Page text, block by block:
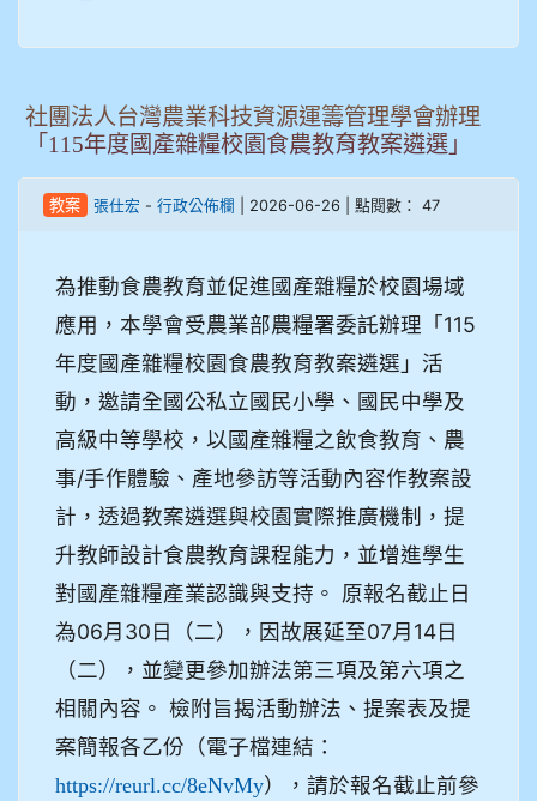
社團法人台灣農業科技資源運籌管理學會辦理
「115年度國產雜糧校園食農教育教案遴選」
教案 張仕宏 - 行政公佈欄 | 2026-06-26 | 點閱數： 47
為推動食農教育並促進國產雜糧於校園場域
應用，本學會受農業部農糧署委託辦理「115
年度國產雜糧校園食農教育教案遴選」活
動，邀請全國公私立國民小學、國民中學及
高級中等學校，以國產雜糧之飲食教育、農
事/手作體驗、產地參訪等活動內容作教案設
計，透過教案遴選與校園實際推廣機制，提
升教師設計食農教育課程能力，並增進學生
對國產雜糧產業認識與支持。 原報名截止日
為06月30日（二），因故展延至07月14日
（二），並變更參加辦法第三項及第六項之
相關內容。 檢附旨揭活動辦法、提案表及提
案簡報各乙份（電子檔連結：
https://reurl.cc/8eNvMy），請於報名截止前參